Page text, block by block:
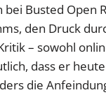
Busted Open
den Druck
– sowohl
dass er
die